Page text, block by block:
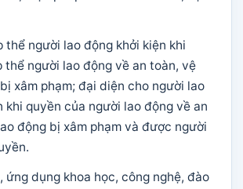
thể người lao động khởi kiện khi
thể người lao động về an toàn, vệ
xâm phạm; đại diện cho người lao
khi quyền của người lao động về an
động bị xâm phạm và được người
ứng dụng khoa học, công nghệ, đào